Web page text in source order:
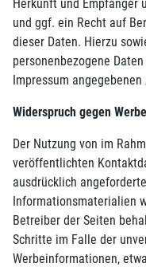
Herkunft und Empfänger
und ggf. ein Recht auf
dieser Daten. Hierzu
personenbezogene
Impressum
Widerspruch gegen
Der Nutzung von im
veröffentlichten
ausdrücklich
Informationsmaterialien
Betreiber der Seiten
Schritte im Falle der
Werbeinformationen,